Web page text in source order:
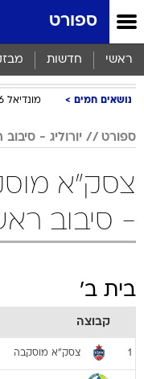
ספורט
ראשי חדשות
נושאים חמים מונדיאל 2026
ספורט יורוליג - סיבוב
צסק"א
- סיבוב
בית ב'
קבוצה
1 צסק"א מוסקבה